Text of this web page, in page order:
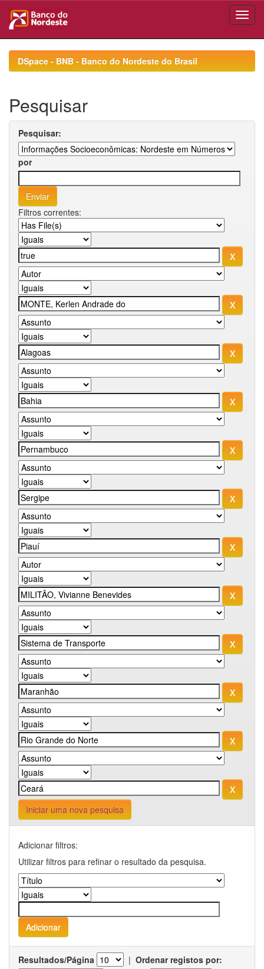
navigationDSpace - BNB - Banco do Nordeste do Brasil
Pesquisar
Pesquisar:
por
Filtros correntes:
Iniciar uma nova pesquisa
Adicionar filtros:
Utilizar filtros para refinar o resultado da pesquisa.
Resultados/Página | Ordenar registos por: